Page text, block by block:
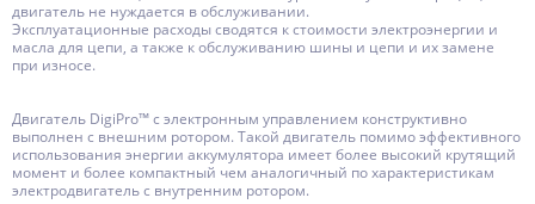
двигатель не нуждается в обслуживании.
Эксплуатационные расходы сводятся к стоимости электроэнергии и
масла для цепи, а также к обслуживанию шины и цепи и их замене
при износе.
Двигатель DigiPro™ с электронным управлением конструктивно
выполнен с внешним ротором. Такой двигатель помимо эффективного
использования энергии аккумулятора имеет более высокий крутящий
момент и более компактный чем аналогичный по характеристикам
электродвигатель с внутренним ротором.